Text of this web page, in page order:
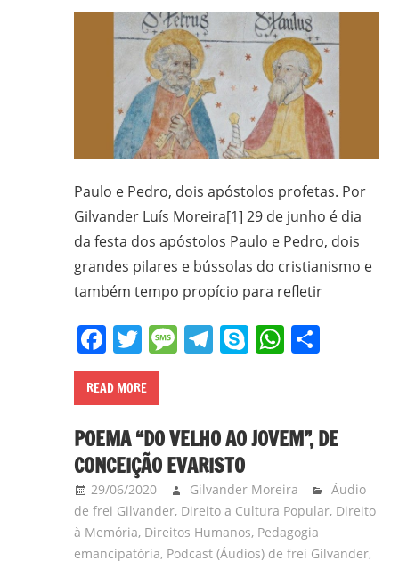
assessor
Movimentos
Populares
Urbanos,
Paulo e Pedro, dois apóstolos profetas. Por
Gilvander Luís Moreira[1] 29 de junho é dia
da festa dos apóstolos Paulo e Pedro, dois
grandes pilares e bússolas do cristianismo e
também tempo propício para refletir
Facebook
Twitter
Message
Telegram
SkypeShare
READ MORE
POEMA “DO VELHO AO JOVEM”, DE
CONCEIÇÃO EVARISTO
29/06/2020 Gilvander Moreira
Áudio
de frei Gilvander, Direito a Cultura Popular, Direito
à Memória, Direitos Humanos, Pedagogia
emancipatória, Podcast (Áudios) de frei Gilvander,